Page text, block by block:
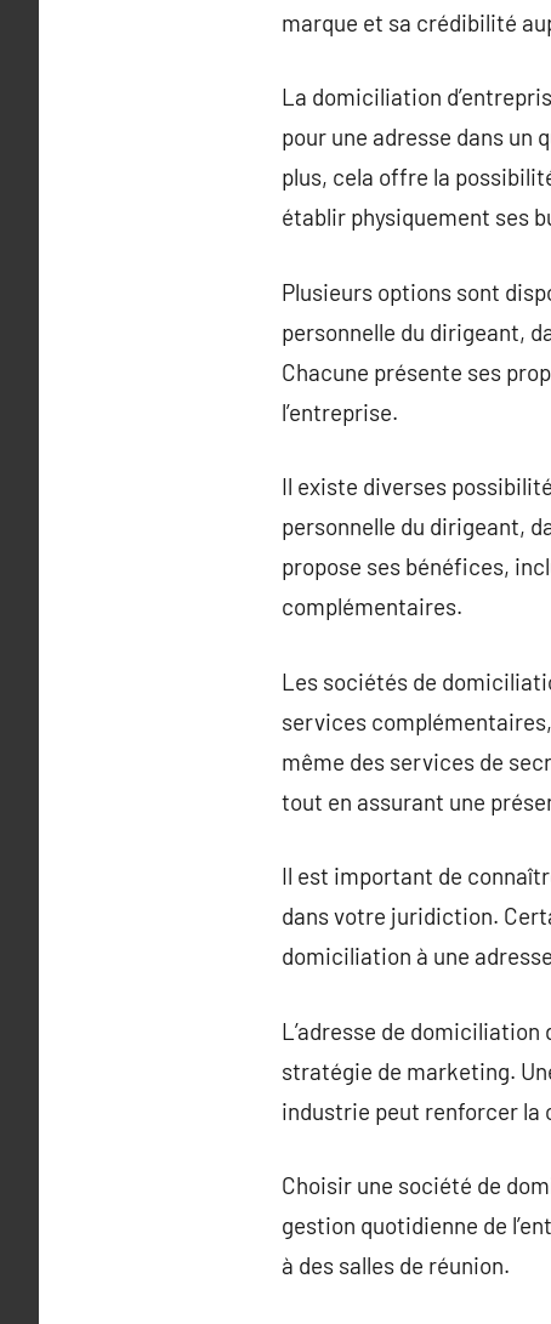
marque et sa crédibilité
La domiciliation
pour une adresse dans un
plus, cela offre la
établir physiquement ses
Plusieurs options sont
personnelle du dirigeant,
Chacune présente ses
l’entreprise.
Il existe diverses
personnelle du dirigeant,
propose ses bénéfices,
complémentaires.
Les sociétés de
services
même des services de
tout en assurant une
Il est important de
dans votre juridiction.
domiciliation à une
L’adresse de
stratégie de marketing.
industrie peut renforcer la
Choisir une société de
gestion quotidienne de
à des salles de réunion.